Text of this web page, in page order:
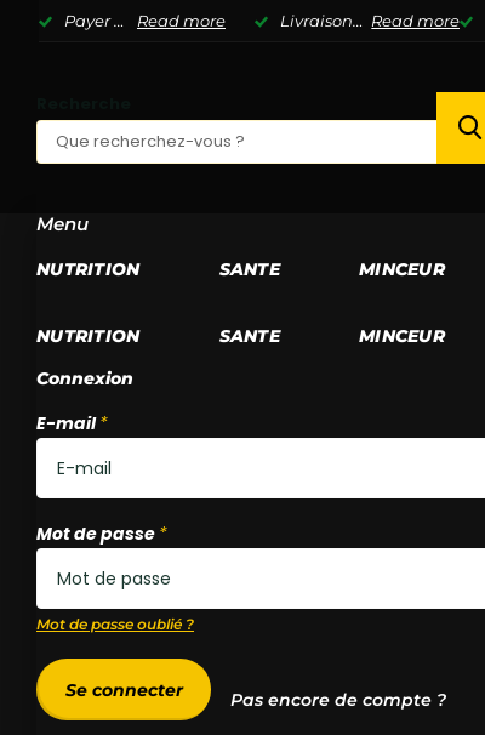
Payer en 3 fois sans frais avec Klarna Read more Livraison Offerte D�s 70? en Point Relais* Read more
Menu
NUTRITION SANTE MINCEUR
NUTRITION SANTE MINCEUR
Connexion
E-mail *
Mot de passe *
Mot de passe oublié ?
Se connecter Pas encore de compte ?